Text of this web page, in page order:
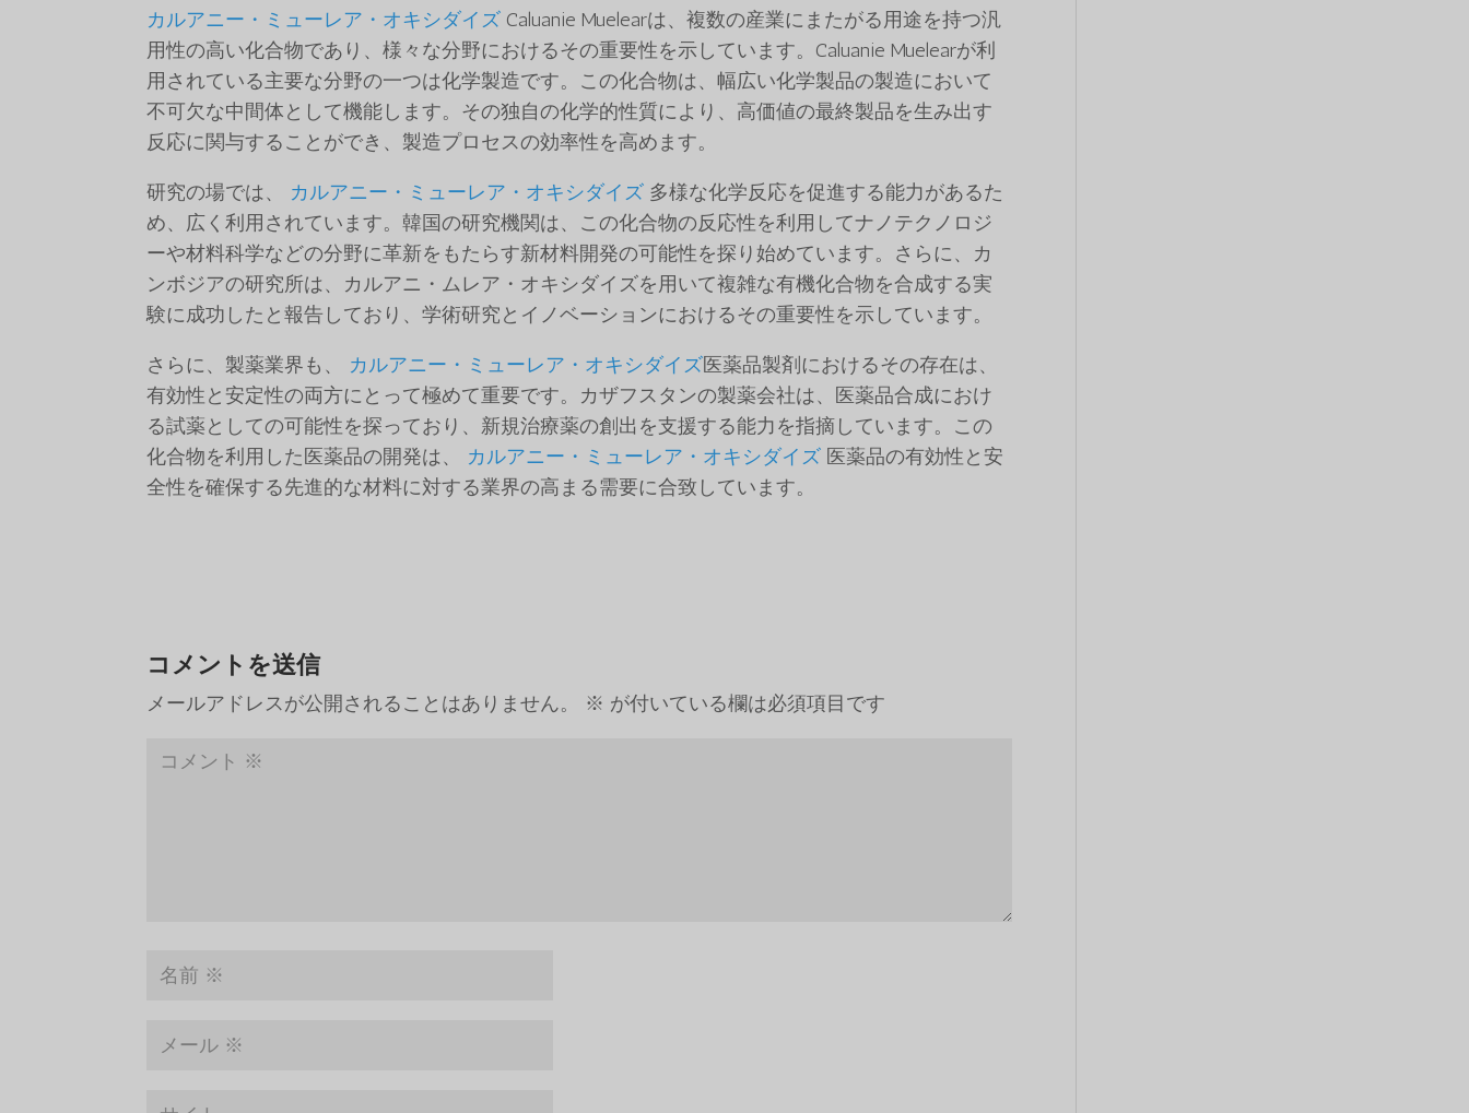
カルアニー・ミューレア・オキシダイズ Caluanie Muelearは、複数の産業にまたがる用途を持つ汎
用性の高い化合物であり、様々な分野におけるその重要性を示しています。Caluanie Muelearが利
用されている主要な分野の一つは化学製造です。この化合物は、幅広い化学製品の製造において
不可欠な中間体として機能します。その独自の化学的性質により、高価値の最終製品を生み出す
反応に関与することができ、製造プロセスの効率性を高めます。
研究の場では、 カルアニー・ミューレア・オキシダイズ 多様な化学反応を促進する能力があるた
め、広く利用されています。韓国の研究機関は、この化合物の反応性を利用してナノテクノロジ
ーや材料科学などの分野に革新をもたらす新材料開発の可能性を探り始めています。さらに、カ
ンボジアの研究所は、カルアニ・ムレア・オキシダイズを用いて複雑な有機化合物を合成する実
験に成功したと報告しており、学術研究とイノベーションにおけるその重要性を示しています。
さらに、製薬業界も、 カルアニー・ミューレア・オキシダイズ医薬品製剤におけるその存在は、
有効性と安定性の両方にとって極めて重要です。カザフスタンの製薬会社は、医薬品合成におけ
る試薬としての可能性を探っており、新規治療薬の創出を支援する能力を指摘しています。この
化合物を利用した医薬品の開発は、 カルアニー・ミューレア・オキシダイズ 医薬品の有効性と安
全性を確保する先進的な材料に対する業界の高まる需要に合致しています。
コメントを送信
メールアドレスが公開されることはありません。 ※ が付いている欄は必須項目です